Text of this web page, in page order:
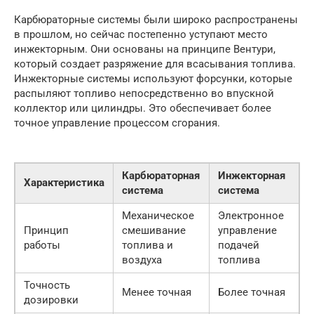
Карбюраторные системы были широко распространены
в прошлом, но сейчас постепенно уступают место
инжекторным. Они основаны на принципе Вентури,
который создает разряжение для всасывания топлива.
Инжекторные системы используют форсунки, которые
распыляют топливо непосредственно во впускной
коллектор или цилиндры. Это обеспечивает более
точное управление процессом сгорания.
Характеристика
Карбюраторная
система
Инжекторная
система
Принцип
работы
Механическое
смешивание
топлива и
воздуха
Электронное
управление
подачей
топлива
Точность
дозировки
Менее точная Более точная